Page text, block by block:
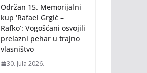
Održan 15. Memorijalni
kup ‘Rafael Grgić –
Rafko’: Vogošćani osvojili
prelazni pehar u trajno
vlasništvo
30. Jula 2026.